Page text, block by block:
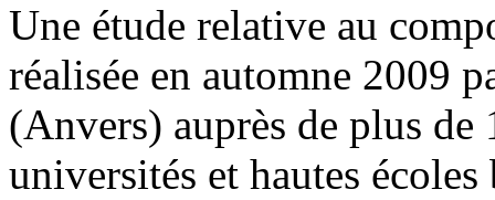
Une étude relative au
réalisée en automne 2009
(Anvers) auprès de plus
universités et hautes